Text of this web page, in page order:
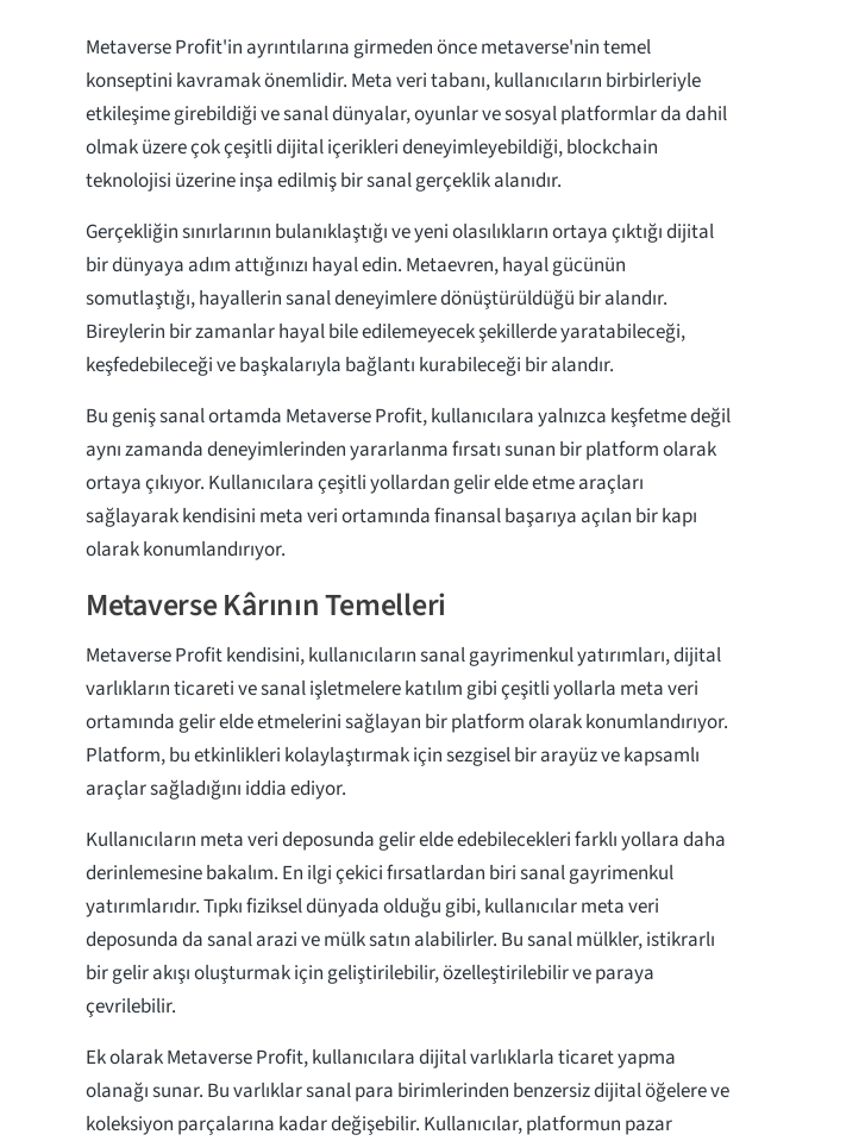
Metaverse Profit'in ayrıntılarına girmeden önce metaverse'nin temel
konseptini kavramak önemlidir. Meta veri tabanı, kullanıcıların birbirleriyle
etkileşime girebildiği ve sanal dünyalar, oyunlar ve sosyal platformlar da dahil
olmak üzere çok çeşitli dijital içerikleri deneyimleyebildiği, blockchain
teknolojisi üzerine inşa edilmiş bir sanal gerçeklik alanıdır.
Gerçekliğin sınırlarının bulanıklaştığı ve yeni olasılıkların ortaya çıktığı dijital
bir dünyaya adım attığınızı hayal edin. Metaevren, hayal gücünün
somutlaştığı, hayallerin sanal deneyimlere dönüştürüldüğü bir alandır.
Bireylerin bir zamanlar hayal bile edilemeyecek şekillerde yaratabileceği,
keşfedebileceği ve başkalarıyla bağlantı kurabileceği bir alandır.
Bu geniş sanal ortamda Metaverse Profit, kullanıcılara yalnızca keşfetme değil
aynı zamanda deneyimlerinden yararlanma fırsatı sunan bir platform olarak
ortaya çıkıyor. Kullanıcılara çeşitli yollardan gelir elde etme araçları
sağlayarak kendisini meta veri ortamında finansal başarıya açılan bir kapı
olarak konumlandırıyor.
Metaverse Kârının Temelleri
Metaverse Profit kendisini, kullanıcıların sanal gayrimenkul yatırımları, dijital
varlıkların ticareti ve sanal işletmelere katılım gibi çeşitli yollarla meta veri
ortamında gelir elde etmelerini sağlayan bir platform olarak konumlandırıyor.
Platform, bu etkinlikleri kolaylaştırmak için sezgisel bir arayüz ve kapsamlı
araçlar sağladığını iddia ediyor.
Kullanıcıların meta veri deposunda gelir elde edebilecekleri farklı yollara daha
derinlemesine bakalım. En ilgi çekici fırsatlardan biri sanal gayrimenkul
yatırımlarıdır. Tıpkı fiziksel dünyada olduğu gibi, kullanıcılar meta veri
deposunda da sanal arazi ve mülk satın alabilirler. Bu sanal mülkler, istikrarlı
bir gelir akışı oluşturmak için geliştirilebilir, özelleştirilebilir ve paraya
çevrilebilir.
Ek olarak Metaverse Profit, kullanıcılara dijital varlıklarla ticaret yapma
olanağı sunar. Bu varlıklar sanal para birimlerinden benzersiz dijital öğelere ve
koleksiyon parçalarına kadar değişebilir. Kullanıcılar, platformun pazar